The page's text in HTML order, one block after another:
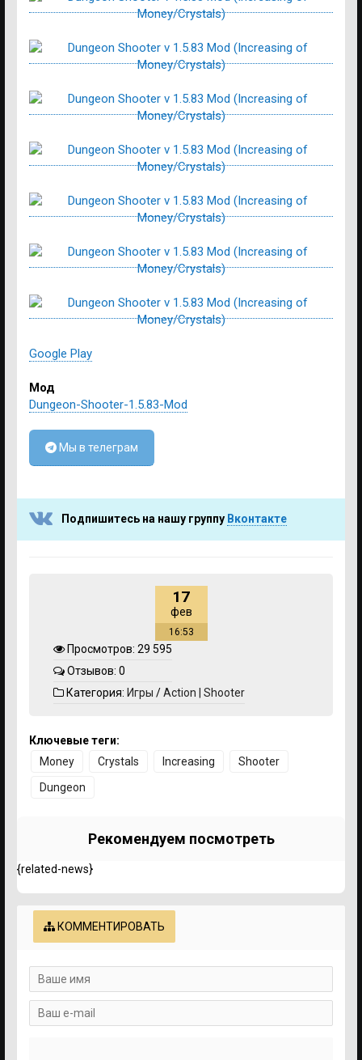
Google Play
Мод
Dungeon-Shooter-1.5.83-Mod
Мы в телеграм
Подпишитесь на нашу группу Вконтакте
17
фев
16:53
Просмотров: 29 595
Отзывов: 0
Категория: Игры /Action | Shooter
Ключевые теги:
Money
Crystals Increasing
Shooter
Dungeon
Рекомендуем посмотреть
{related-news}
КОММЕНТИРОВАТЬ